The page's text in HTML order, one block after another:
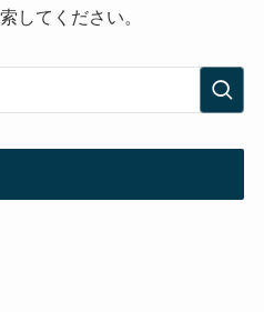
してください。